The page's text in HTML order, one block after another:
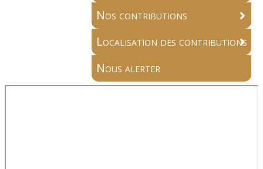
Nos contributions
Localisation des contributions
Nous alerter